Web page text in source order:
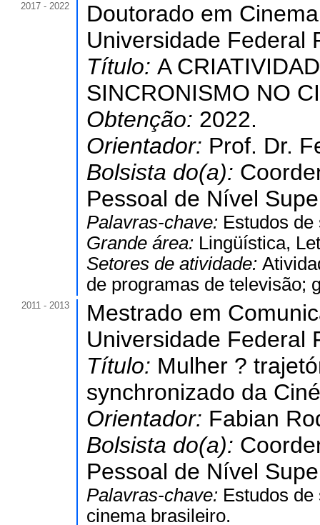
2017 - 2022
Doutorado em
Universidade Federal
Título: A
SINCRONISMO NO
Obtenção: 2022.
Orientador: Prof. Dr.
Bolsista do(a):
Pessoal de Nível
Palavras-chave: Estudos de
Grande área: Lingüística,
Setores de atividade:
de programas de televisão;
2011 - 2013
Mestrado em
Universidade Federal
Título: Mulher ?
synchronizado da
Orientador: Fabian
Bolsista do(a):
Pessoal de Nível
Palavras-chave: Estudos
cinema brasileiro.